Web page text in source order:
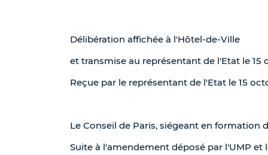
Délibération affichée à l'Hôtel-de-Ville
et transmise au représentant de l'Etat le 15
Reçue par le représentant de l'Etat le 15
Le Conseil de Paris, siégeant en formation
Suite à l'amendement déposé par l'UMP et